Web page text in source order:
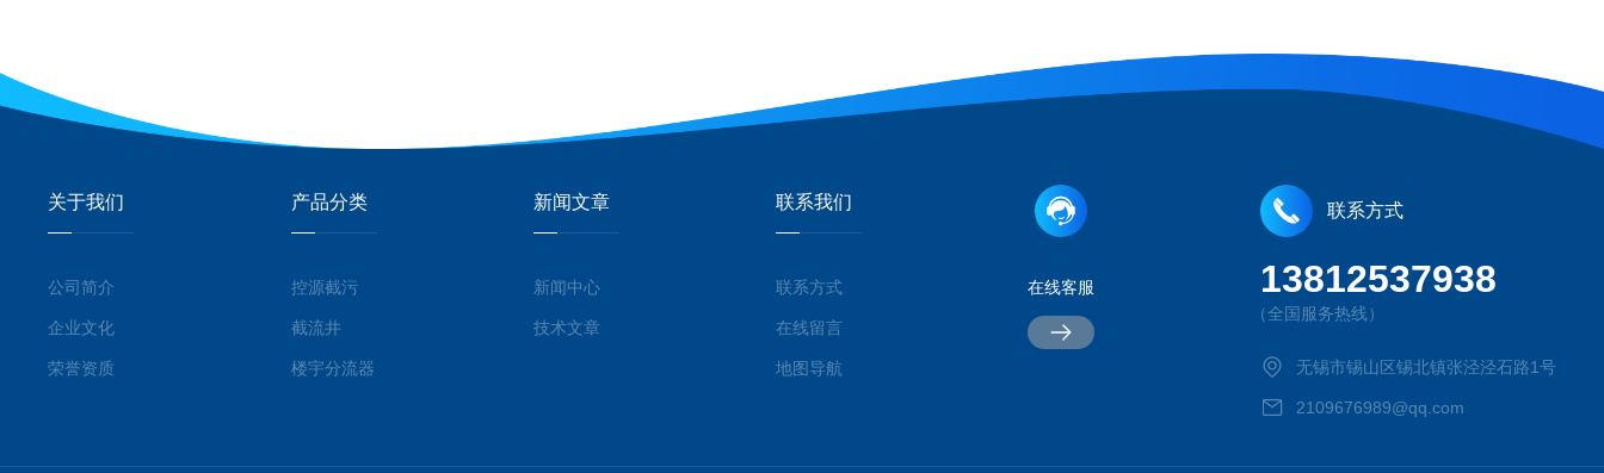
关于我们
公司简介
企业文化
荣誉资质
产品分类
控源截污
截流井
楼宇分流器
新闻文章
新闻中心
技术文章
联系我们
联系方式
在线留言
地图导航
在线客服
联系方式
13812537938
（全国服务热线）
无锡市锡山区锡北镇张泾泾石路1号
2109676989@qq.com